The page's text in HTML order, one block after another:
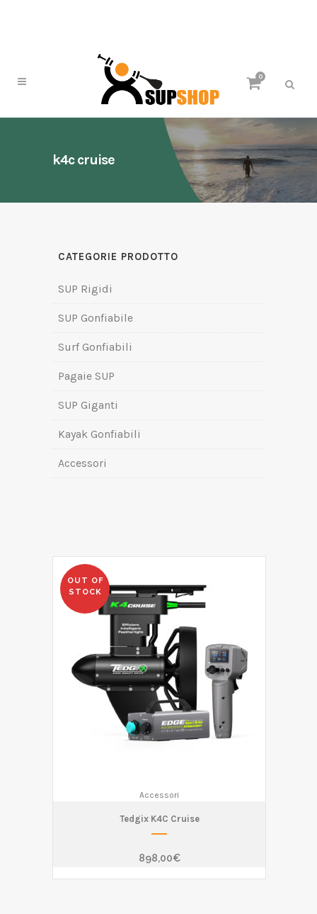
0
k4c cruise
CATEGORIE PRODOTTO
SUP Rigidi
SUP Gonfiabile
Surf Gonfiabili
Pagaie SUP
SUP Giganti
Kayak Gonfiabili
Accessori
OUT OF
STOCK
Accessori
Tedgix K4C Cruise
898,00€